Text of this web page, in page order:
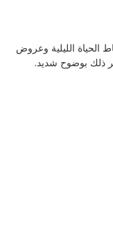
الحياة الليلية وعروض
ذلك بوضوح شديد.